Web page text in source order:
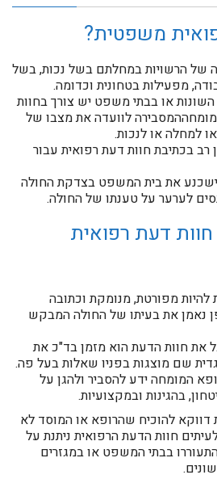
משפטית?
של הרשויות במחלתם בשל נכות, בשל
מפעילות בטחונית וכדומה.
או בבתי משפט יש צורך בחוות
לוועדה את מצבו של
למחלה או לנכות.
רב בכתיבת חוות דעת רפואית עבור
את בית המשפט בצדקת החולה
לערער על טענתו של החולה.
דעת רפואית
להיות מפורטת, מנומקת וכתובה
נאמן את בעיתו של החולה המבקש
חוות הדעת הוא מזמן בד"כ את
שם מוצגות בפניו שאלות בעל פה.
המומחה ידע להסביר ולהגן על
בהגינות ובמקצועיות.
דווקא להוכיח שהרופא או המוסד לא
חוות הדעת הרפואית ניתנת על
בבתי המשפט או במגזרים